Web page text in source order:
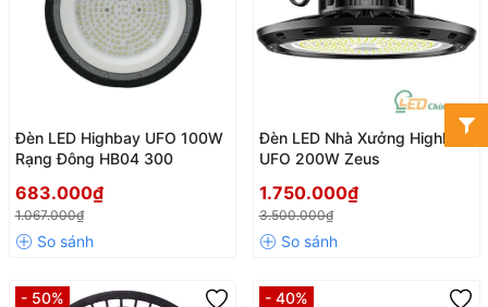
Đèn LED Highbay UFO 100W
Rạng Đông HB04 300
683.000₫
1.067.000₫
Đèn LED Nhà Xưởng Highbay
UFO 200W Zeus
1.750.000₫
3.500.000₫
- 50% - 40%